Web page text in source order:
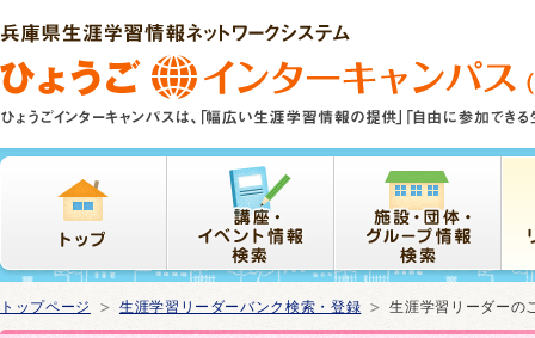
文
ま
で
ス
キ
トップページ 生涯学習リーダーバンク検索・登録 生涯学習リーダー